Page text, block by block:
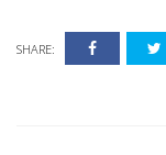
SHARE: